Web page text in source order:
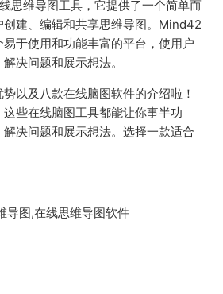
思维导图工具，它提供了一个简单而
创建、编辑和共享思维导图。Mind42
于使用和功能丰富的平台，使用户
决问题和展示想法。
以及八款在线脑图软件的介绍啦！
些在线脑图工具都能让你事半功
决问题和展示想法。选择一款适合
导图,在线思维导图软件